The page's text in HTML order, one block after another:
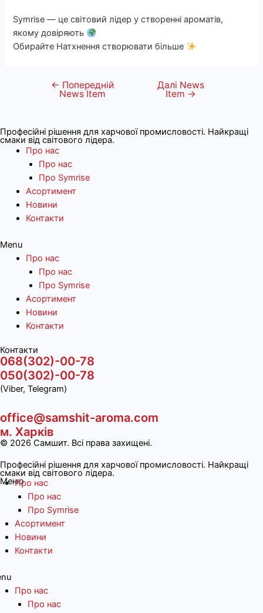
Symrise — це світовий лідер у створенні ароматів,
якому довіряють
Обирайте Натхнення створювати більше
Навігація
записів
← Попередній
News Item
Далі News
Item →
Професійні рішення для харчової промисловості. Найкращі
смаки від світового лідера.
Про нас
Про нас
Про Symrise
Асортимент
Новини
Контакти
Menu
Про нас
Про нас
Про Symrise
Асортимент
Новини
Контакти
Контакти
068(302)-00-78
050(302)-00-78
(Viber, Telegram)
office@samshit-aroma.com
м. Харків
© 2026 Самшит. Всі права захищені.
Професійні рішення для харчової промисловості. Найкращі
смаки від світового лідера.
МенюПро нас
Про нас
Про Symrise
Асортимент
Новини
Контакти
Про нас
Про нас